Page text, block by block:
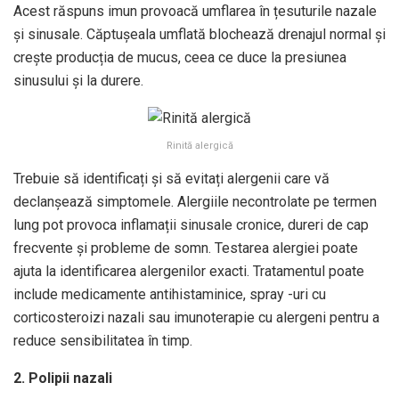
Acest răspuns imun provoacă umflarea în țesuturile nazale
și sinusale. Căptușeala umflată blochează drenajul normal și
crește producția de mucus, ceea ce duce la presiunea
sinusului și la durere.
Rinită alergică
Trebuie să identificați și să evitați alergenii care vă
declanșează simptomele. Alergiile necontrolate pe termen
lung pot provoca inflamații sinusale cronice, dureri de cap
frecvente și probleme de somn. Testarea alergiei poate
ajuta la identificarea alergenilor exacti. Tratamentul poate
include medicamente antihistaminice, spray -uri cu
corticosteroizi nazali sau imunoterapie cu alergeni pentru a
reduce sensibilitatea în timp.
2. Polipii nazali